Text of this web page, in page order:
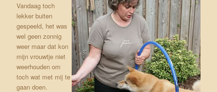
Vandaag toch
lekker buiten
gespeeld, het was
wel geen zonnig
weer maar dat kon
mijn vrouwtje niet
weerhouden om
toch wat met mij te
gaan doen.